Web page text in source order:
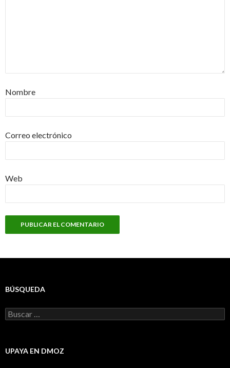
Nombre
Correo electrónico
Web
BÚSQUEDA
Buscar:
UPAYA EN DMOZ